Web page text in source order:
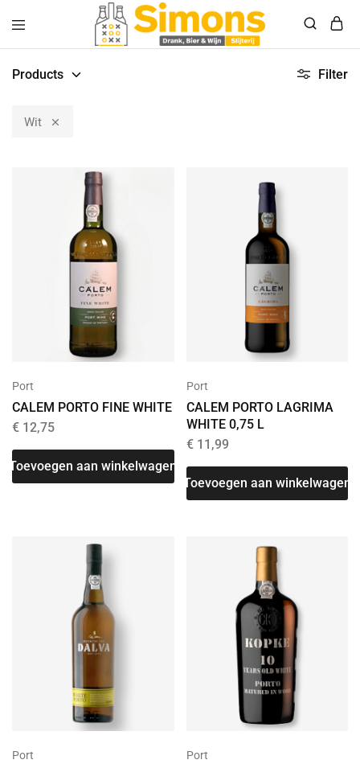
Simonsdrank.nl
Drank,
&
Products Filter
Wit
Port
CALEM PORTO FINE WHITE
€ 12,75
Toevoegen aan winkelwagen
Port
CALEM PORTO LAGRIMA
WHITE 0,75 L
€11,99
Toevoegen aan winkelwagen
Port Port